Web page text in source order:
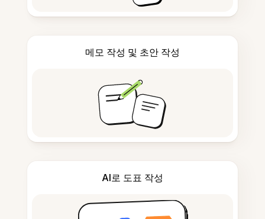
메모 작성 및 초안 작성
AI로 도표 작성